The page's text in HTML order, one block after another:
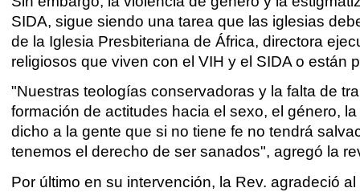
SIDA, sigue siendo una tarea que las iglesias
de la Iglesia Presbiteriana de África, directora
religiosos que viven con el VIH y el SIDA o están
"Nuestras teologías conservadoras y la falta de
formación de actitudes hacia el sexo, el género,
dicho a la gente que si no tiene fe no tendrá
tenemos el derecho de ser sanados", agregó la
Por último en su intervención, la Rev. agradeció